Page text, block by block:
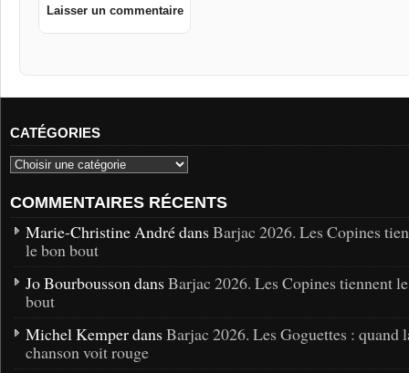
CATÉGORIES
COMMENTAIRES RÉCENTS
Marie-Christine André dans Barjac 2026. Les Copines
le bon bout
Jo Bourbousson dans Barjac 2026. Les Copines tiennent
bout
Michel Kemper dans Barjac 2026. Les Goguettes : quand
chanson voit rouge